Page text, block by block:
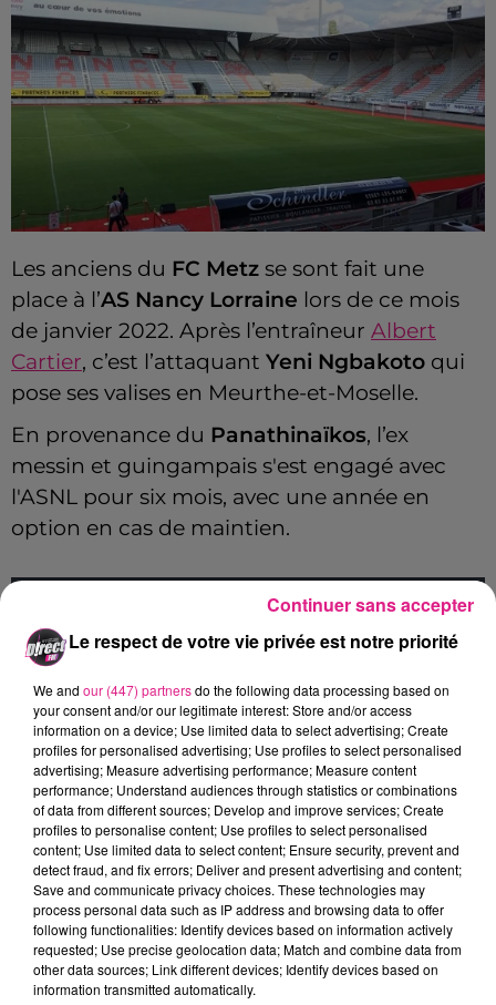
Les anciens du FC Metz se sont fait une
place à l’AS Nancy Lorraine lors de ce mois
de janvier 2022. Après l’entraîneur Albert
Cartier, c’est l’attaquant Yeni Ngbakoto qui
pose ses valises en Meurthe-et-Moselle.
En provenance du Panathinaïkos, l’ex
messin et guingampais s'est engagé avec
l'ASNL pour six mois, avec une année en
option en cas de maintien.
Cet élément est masqué compte-tenu du refus
du dépôt de cookies que vous avez exprimé. Si
vous souhaitez l'afficher, merci de nous donner
votre accord en cliquant sur le bouton ci-
dessous.
Afficher l'élément
L'attaquant aura pour mission d'apporter
son expérience au club au chardon. EnLigue
, Yen Ngbakoto c'est plus de 200 matchs et
une cinquantaine de buts au compteur.
FIL ACTUS
Le respect de votre vie privée est notre priorité
We and our (447) partnersdo the following data processing based on
your consent and/or our legitimate interest: Store and/or access
information on a device; Use limited data to select advertising; Create
profiles for personalised advertising; Use profiles to select personalised
advertising; Measure advertising performance; Measure content
performance; Understand audiences through statistics or combinations
of data from different sources; Develop and improve services; Create
profiles to personalise content; Use profiles to select personalised
content; Use limited data to select content; Ensure security, prevent and
detect fraud, and fix errors; Deliver and present advertising and content;
Save and communicate privacy choices. These technologies may
process personal data such as IP address and browsing data to offer
following functionalities: Identify devices based on information actively
requested; Use precise geolocation data; Match and combine data from
other data sources; Link different devices; Identify devices based on
information transmitted automatically.
Continuer sans accepter